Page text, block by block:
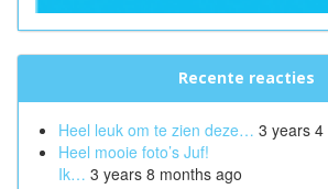
Recente reacties
Heel leuk om te zien deze… 3 years
Heel mooie foto’s Juf!
Ik… 3 years 8 months ago